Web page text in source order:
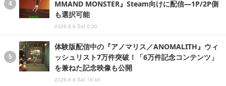
MMAND MONSTER』Steam向けに配信―1P/2P側
も選択可能
2026.8.8 Sat 0:30
体験版配信中の『アノマリス／ANOMALITH』ウィ
ッシュリスト7万件突破！「6万件記念コンテンツ」
を兼ねた記念映像も公開
2026.8.8 Sat 16:45